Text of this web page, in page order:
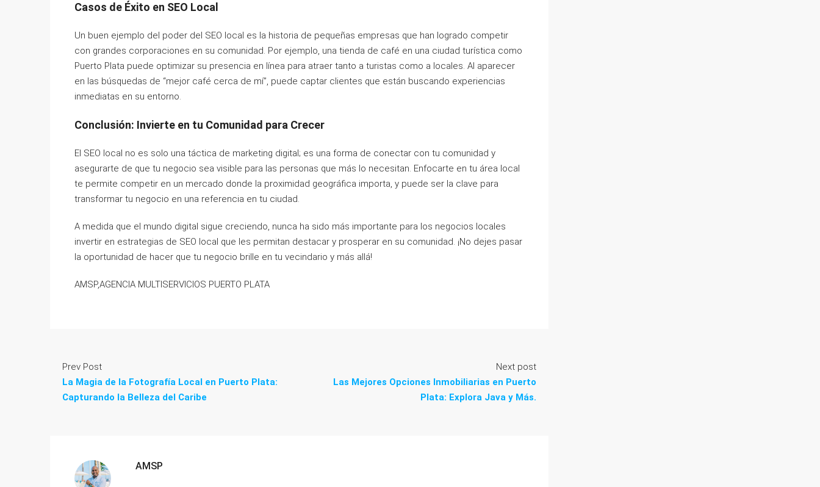
Casos de Éxito en SEO Local
Un buen ejemplo del poder del SEO local es la historia de pequeñas empresas que han logrado competir
con grandes corporaciones en su comunidad. Por ejemplo, una tienda de café en una ciudad turística como
Puerto Plata puede optimizar su presencia en línea para atraer tanto a turistas como a locales. Al aparecer
en las búsquedas de “mejor café cerca de mí”, puede captar clientes que están buscando experiencias
inmediatas en su entorno.
Conclusión: Invierte en tu Comunidad para Crecer
El SEO local no es solo una táctica de marketing digital; es una forma de conectar con tu comunidad y
asegurarte de que tu negocio sea visible para las personas que más lo necesitan. Enfocarte en tu área local
te permite competir en un mercado donde la proximidad geográfica importa, y puede ser la clave para
transformar tu negocio en una referencia en tu ciudad.
A medida que el mundo digital sigue creciendo, nunca ha sido más importante para los negocios locales
invertir en estrategias de SEO local que les permitan destacar y prosperar en su comunidad. ¡No dejes pasar
la oportunidad de hacer que tu negocio brille en tu vecindario y más allá!
AMSP,AGENCIA MULTISERVICIOS PUERTO PLATA
Prev Post
La Magia de la Fotografía Local en Puerto Plata:
Capturando la Belleza del Caribe
Next post
Las Mejores Opciones Inmobiliarias en Puerto
Plata: Explora Java y Más.
AMSP